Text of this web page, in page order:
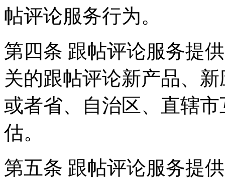
帖评论服务行为。
第四条 跟帖评论服务提
关的跟帖评论新产品、
或者省、自治区、直辖
估。
第五条 跟帖评论服务提